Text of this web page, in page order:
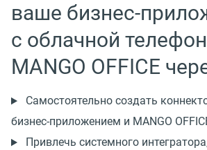
ваше бизнес-
с облачной
MANGO OFFICE
Самостоятельно создать
бизнес-приложением и MANGO
Привлечь системного